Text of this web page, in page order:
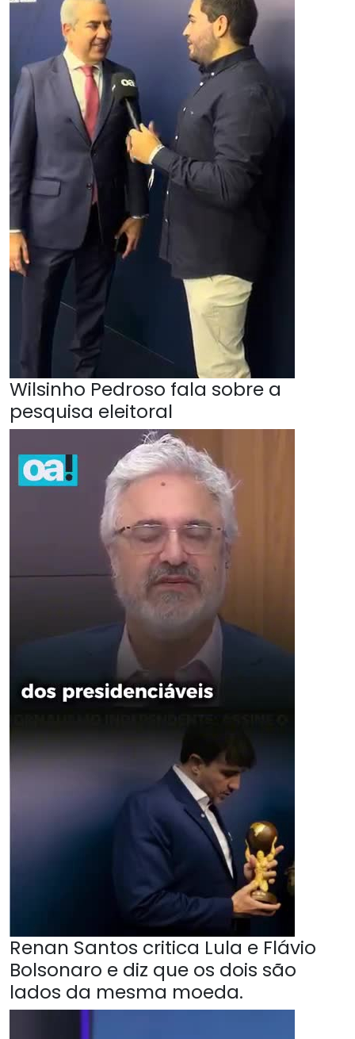
Wilsinho Pedroso fala sobre a
pesquisa eleitoral
Renan Santos critica Lula e Flávio
Bolsonaro e diz que os dois são
lados da mesma moeda.